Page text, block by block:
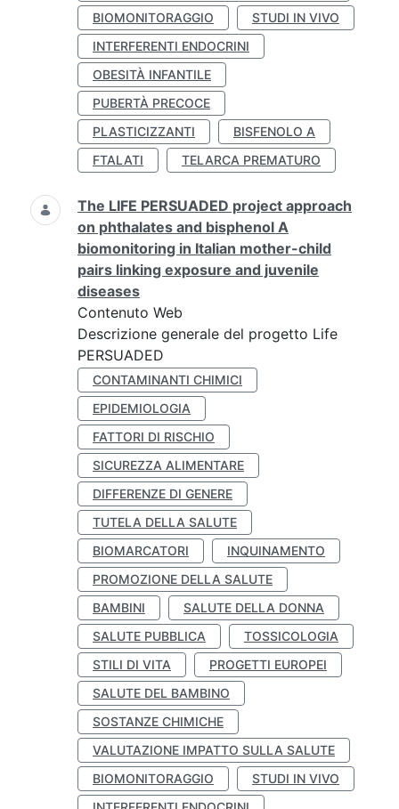
BIOMONITORAGGIO
STUDI IN VIVO
INTERFERENTI ENDOCRINI
OBESITÀ INFANTILE
PUBERTÀ PRECOCE
PLASTICIZZANTI
BISFENOLO A
FTALATI
TELARCA PREMATURO
The LIFE PERSUADED project approach
on phthalates and bisphenol A
biomonitoring in Italian mother-child
pairs linking exposure and juvenile
diseases
Contenuto Web
Descrizione generale del progetto Life
PERSUADED
CONTAMINANTI CHIMICI
EPIDEMIOLOGIA
FATTORI DI RISCHIO
SICUREZZA ALIMENTARE
DIFFERENZE DI GENERE
TUTELA DELLA SALUTE
BIOMARCATORI
INQUINAMENTO
PROMOZIONE DELLA SALUTE
BAMBINI
SALUTE DELLA DONNA
SALUTE PUBBLICA
TOSSICOLOGIA
STILI DI VITA
PROGETTI EUROPEI
SALUTE DEL BAMBINO
SOSTANZE CHIMICHE
VALUTAZIONE IMPATTO SULLA SALUTE
BIOMONITORAGGIO
STUDI IN VIVO